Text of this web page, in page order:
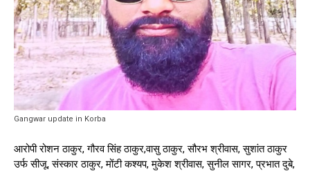
Gangwar update in Korba
आरोपी रोशन ठाकुर, गौरव सिंह ठाकुर,वासु ठाकुर, सौरभ श्रीवास, सुशांत ठाकुर
उर्फ सीजू, संस्कार ठाकुर, मोंटी कश्यप, मुकेश श्रीवास, सुनील सागर, प्रभात दुबे,